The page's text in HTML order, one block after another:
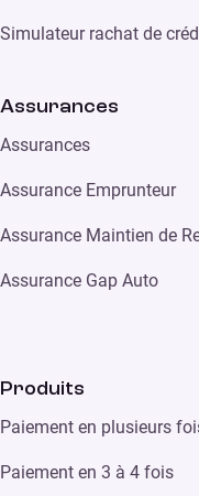
Simulateur rachat de
Assurances
Assurances
Assurance Emprunteur
Assurance Maintien de
Assurance Gap Auto
Produits
Paiement en plusieurs
Paiement en 3 à 4 fois